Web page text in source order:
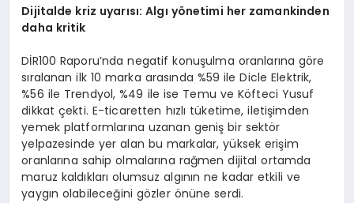
Dijitalde kriz uyarısı: Algı yönetimi her zamankinden
daha kritik
DİR100 Raporu’nda negatif konuşulma oranlarına göre
sıralanan ilk 10 marka arasında %59 ile Dicle Elektrik,
%56 ile Trendyol, %49 ile ise Temu ve Köfteci Yusuf
dikkat çekti. E-ticaretten hızlı tüketime, iletişimden
yemek platformlarına uzanan geniş bir sektör
yelpazesinde yer alan bu markalar, yüksek erişim
oranlarına sahip olmalarına rağmen dijital ortamda
maruz kaldıkları olumsuz algının ne kadar etkili ve
yaygın olabileceğini gözler önüne serdi.